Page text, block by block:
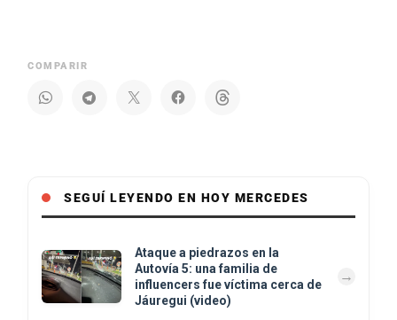
COMPARIR
SEGUÍ LEYENDO EN HOY MERCEDES
Ataque a piedrazos en la
Autovía 5: una familia de
influencers fue víctima cerca de
Jáuregui (video)